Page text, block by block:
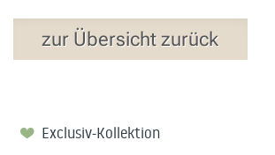
zur Übersicht zurück
Exclusiv-Kollektion